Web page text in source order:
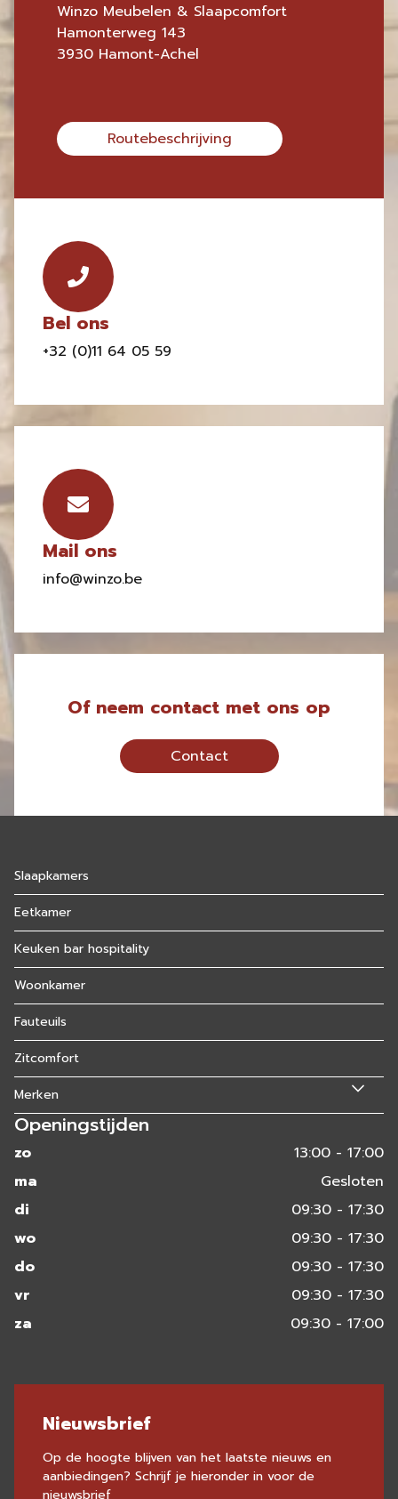
Winzo Meubelen & Slaapcomfort
Hamonterweg 143
3930 Hamont-Achel
Routebeschrijving
Bel ons
+32 (0)11 64 05 59
Mail ons
info@winzo.be
Of neem contact met ons op
Contact
Slaapkamers
Eetkamer
Keuken bar hospitality
Woonkamer
Fauteuils
Zitcomfort
Merken
Openingstijden
zo
13:00 - 17:00
ma
Gesloten
di
09:30 - 17:30
wo
09:30 - 17:30
do
09:30 - 17:30
vr
09:30 - 17:30
za
09:30 - 17:00
Nieuwsbrief
Op de hoogte blijven van het laatste nieuws en
aanbiedingen? Schrijf je hieronder in voor de
nieuwsbrief